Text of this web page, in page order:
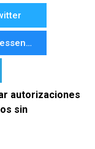
Messenger
autorizaciones
sin